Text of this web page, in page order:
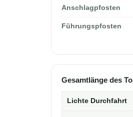
Anschlagpfosten
Führungspfosten
Gesamtlänge des
Lichte Durchfahrt